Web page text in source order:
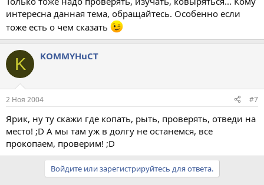
интересна данная тема, обращайтесь. Особенно если
тоже есть о чем сказать
K KOMMYHuCT
2 Ноя 2004 #7
Ярик, ну ту скажи где копать, рыть, проверять, отведи на
место! ;D А мы там уж в долгу не останемся, все
прокопаем, проверим! ;D
Войдите или зарегистрируйтесь для ответа.